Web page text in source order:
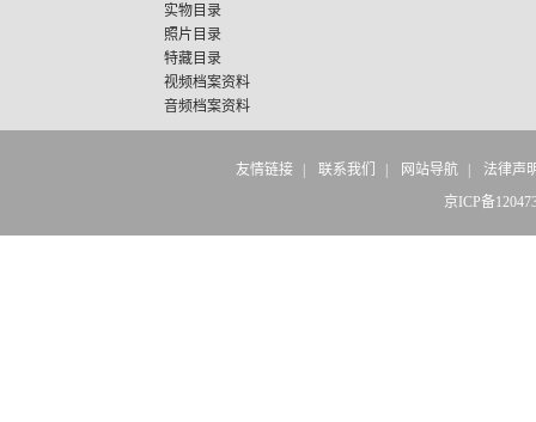
实物目录
照片目录
特藏目录
视频档案资料
音频档案资料
友情链接 联系我们 网站导航
法律声
京ICP备